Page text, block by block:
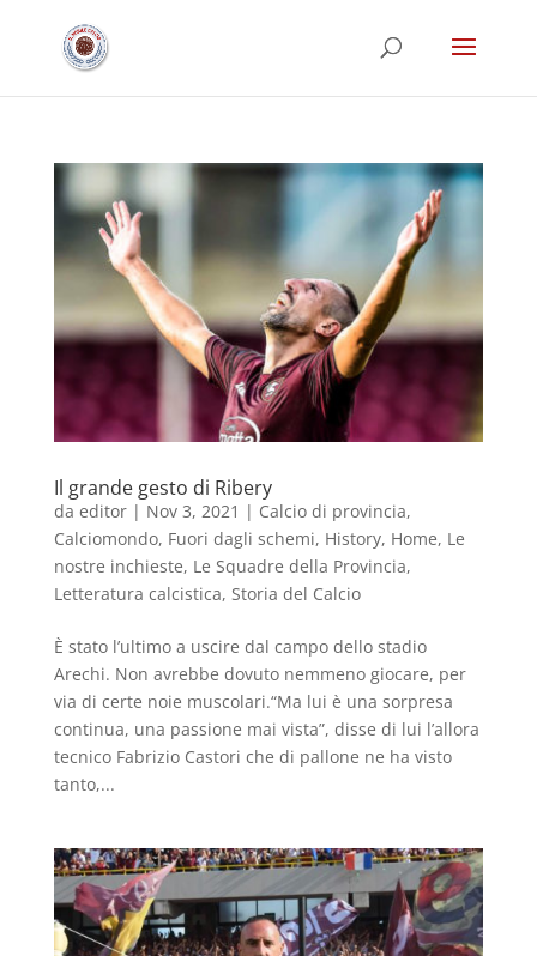
Il grande gesto di Ribery
da editor| Nov 3, 2021 | Calcio di provincia,
Calciomondo, Fuori dagli schemi, History, Home, Le
nostre inchieste, Le Squadre della Provincia,
Letteratura calcistica, Storia del Calcio
È stato l’ultimo a uscire dal campo dello stadio
Arechi. Non avrebbe dovuto nemmeno giocare, per
via di certe noie muscolari.“Ma lui è una sorpresa
continua, una passione mai vista”, disse di lui l’allora
tecnico Fabrizio Castori che di pallone ne ha visto
tanto,...